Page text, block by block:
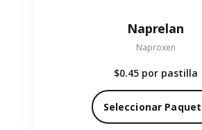
Naprelan
Naproxen
$0.45 por pastilla
Seleccionar